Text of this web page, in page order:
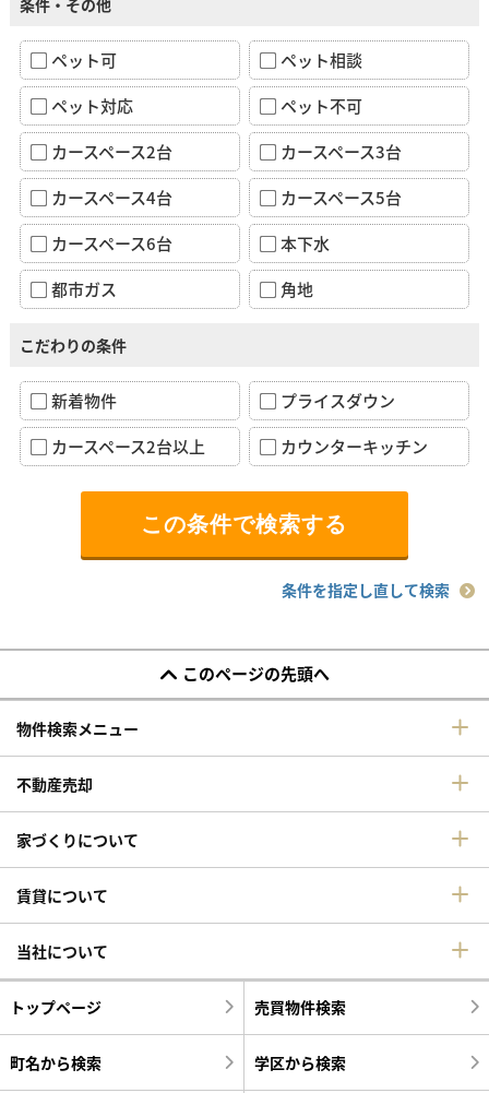
ペット可
ペット相談
ペット対応
ペット不可
カースペース2台
カースペース3台
カースペース4台
カースペース5台
カースペース6台
本下水
都市ガス
角地
こだわりの条件
新着物件
プライスダウン
カースペース2台以上
カウンターキッチン
条件を指定し直して検索
このページの先頭へ
物件検索メニュー
不動産売却
家づくりについて
賃貸について
当社について
トップページ 売買物件検索
町名から検索 学区から検索